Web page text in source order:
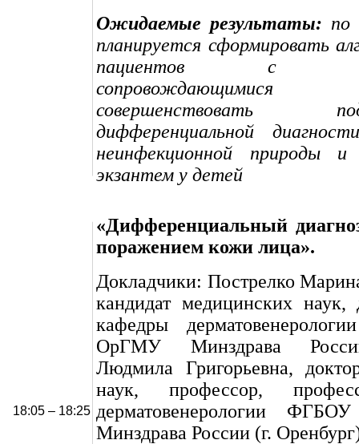
Ожидаемые результаты: по
планируется сформировать
пациентов с
сопровождающимися
дифференциальной
неинфекционной природы и
экзантем у детей
18:05 – 18:25
«Дифференциальный
поражением кожи лица».
Докладчики: Пострелко
кандидат медицинских наук,
кафедры
ОрГМУ Минздрава
Людмила Григорьевна,
наук, профессор,
дерматовенерологии
Минздрава России (г.